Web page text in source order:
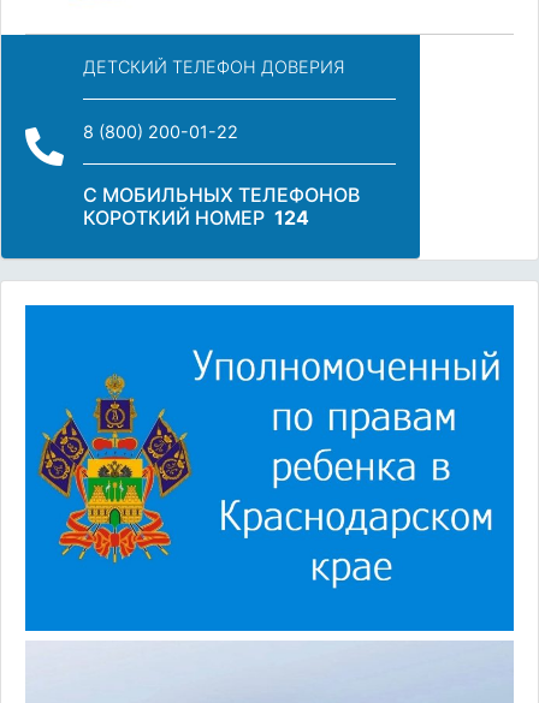
ДЕТСКИЙ ТЕЛЕФОН ДОВЕРИЯ
8 (800) 200-01-22
С МОБИЛЬНЫХ ТЕЛЕФОНОВ
КОРОТКИЙ НОМЕР 124